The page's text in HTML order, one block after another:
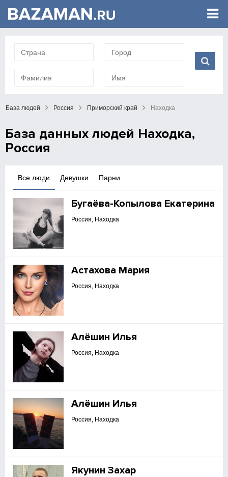
База людей Россия Приморский край Находка
База данных людей Находка,
Россия
Парни
Девушки
Все люди
Бугаёва-Копылова Екатерина
Россия, Находка
Астахова Мария
Россия, Находка
Алёшин Илья
Россия, Находка
Алёшин Илья
Россия, Находка
Якунин Захар